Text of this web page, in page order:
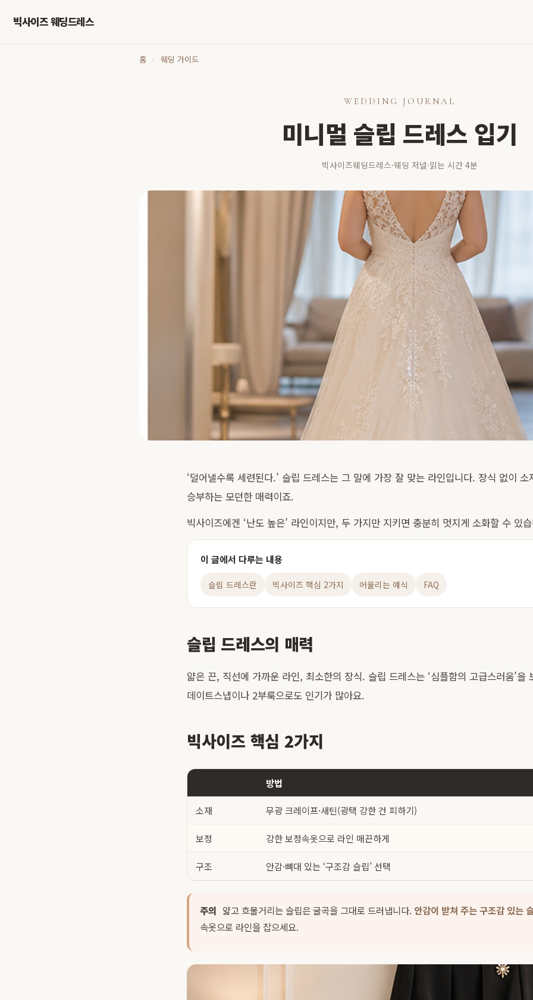
빅사이즈 웨딩드레스
홈 › 웨딩 가이드
WEDDING JOURNAL
미니멀 슬립 드레스 입기
빅사이즈웨딩드레스·웨딩 저널·읽는 시간 4분
‘덜어낼수록 세련된다.’ 슬립 드레스는 그 말에 가장 잘 맞는 라인입니다. 장식 없이 소
승부하는 모던한 매력이죠.
빅사이즈에겐 ‘난도 높은’ 라인이지만, 두 가지만 지키면 충분히 멋지게 소화할 수 있
이 글에서 다루는 내용
슬립 드레스란 빅사이즈 핵심 2가지 어울리는 예식 FAQ
슬립 드레스의 매력
얇은 끈, 직선에 가까운 라인, 최소한의 장식. 슬립 드레스는 ‘심플함의 고급스러움’을
데이트스냅이나 2부룩으로도 인기가 많아요.
빅사이즈 핵심 2가지
방법
소재 무광 크레이프·새틴(광택 강한 건 피하기)
보정 강한 보정속옷으로 라인 매끈하게
구조 안감·뼈대 있는 ‘구조감 슬립’ 선택
주의 얇고 흐물거리는 슬립은 굴곡을 그대로 드러냅니다. 안감이 받쳐 주는 구조감 있는
속옷으로 라인을 잡으세요.